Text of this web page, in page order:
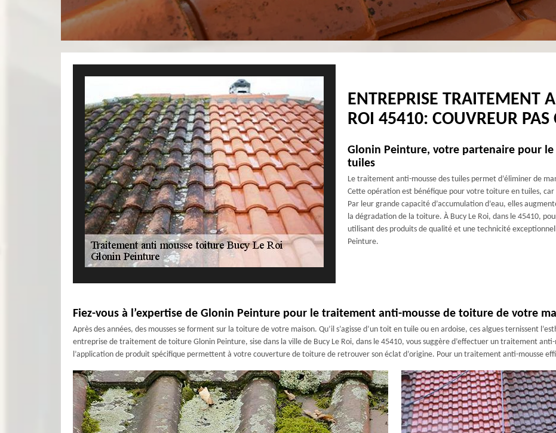
ENTREPRISE TRAITEMENT
ROI 45410: COUVREUR PAS
Glonin Peinture, votre partenaire pour
tuiles
Le traitement anti-mousse des tuiles permet d’éliminer de
Cette opération est bénéfique pour votre toiture en tuiles,
Par leur grande capacité d’accumulation d’eau, elles
la dégradation de la toiture. À Bucy Le Roi, dans le 45410,
utilisant des produits de qualité et une technicité
Peinture.
Fiez-vous à l’expertise de Glonin Peinture pour le traitement anti-mousse de toiture de votre
Après des années, des mousses se forment sur la toiture de votre maison. Qu’il s’agisse d’un toit en tuile ou en ardoise, ces algues ternissent
entreprise de traitement de toiture Glonin Peinture, sise dans la ville de Bucy Le Roi, dans le 45410, vous suggère d’effectuer un traitement
l’application de produit spécifique permettent à votre couverture de toiture de retrouver son éclat d’origine. Pour un traitement anti-mousse